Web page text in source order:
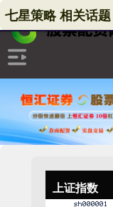
上证指数
七星策略 相关话题